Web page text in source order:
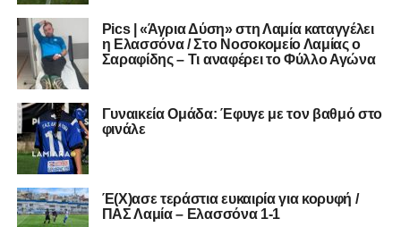
Pics | «Άγρια Δύση» στη Λαμία καταγγέλει
η Ελασσόνα / Στο Νοσοκομείο Λαμίας ο
Σαραφίδης – Τι αναφέρει το Φύλλο Αγώνα
Γυναικεία Ομάδα: Έφυγε με τον βαθμό στο
φινάλε
Έ(Χ)ασε τεράστια ευκαιρία για κορυφή /
ΠΑΣ Λαμία – Ελασσόνα 1-1